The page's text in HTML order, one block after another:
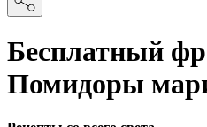
Бесплатный
Помидоры